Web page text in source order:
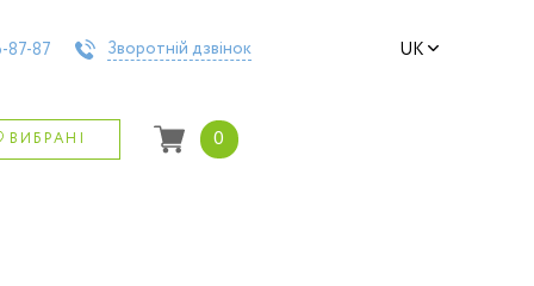
87-87 Зворотній дзвінок UK
ВИБРАНІ 0